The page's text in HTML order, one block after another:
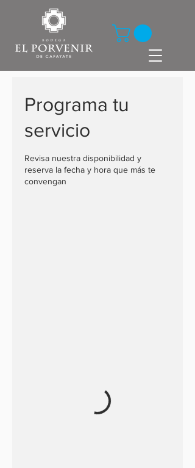
Programa tu
servicio
Revisa nuestra disponibilidad y
reserva la fecha y hora que más te
convengan